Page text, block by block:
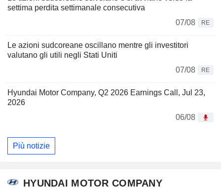
settima perdita settimanale consecutiva
07/08
RE
Le azioni sudcoreane oscillano mentre gli investitori
valutano gli utili negli Stati Uniti
07/08
RE
Hyundai Motor Company, Q2 2026 Earnings Call, Jul 23,
2026
06/08
Più notizie
HYUNDAI MOTOR COMPANY